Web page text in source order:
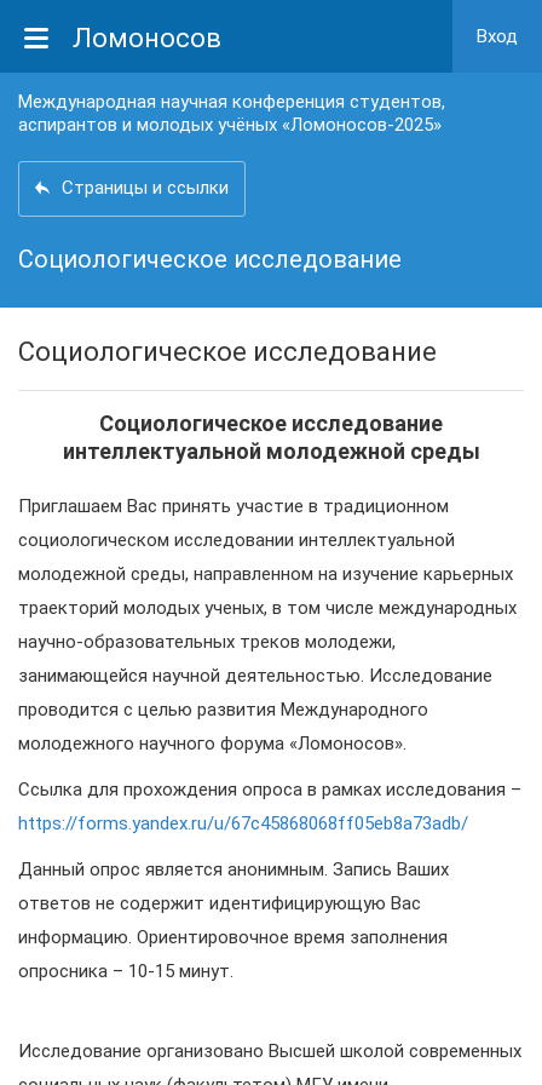
Ломоносов Вход
Международная научная конференция студентов,
аспирантов и молодых учёных «Ломоносов-2025»
Страницы и ссылки
Социологическое исследование
Социологическое исследование
Социологическое исследование
интеллектуальной молодежной среды
Приглашаем Вас принять участие в традиционном
социологическом исследовании интеллектуальной
молодежной среды, направленном на изучение карьерных
траекторий молодых ученых, в том числе международных
научно-образовательных треков молодежи,
занимающейся научной деятельностью. Исследование
проводится с целью развития Международного
молодежного научного форума «Ломоносов».
Ссылка для прохождения опроса в рамках исследования –
https://forms.yandex.ru/u/67c45868068ff05eb8a73adb/
Данный опрос является анонимным. Запись Ваших
ответов не содержит идентифицирующую Вас
информацию. Ориентировочное время заполнения
опросника – 10-15 минут.
Исследование организовано Высшей школой современных